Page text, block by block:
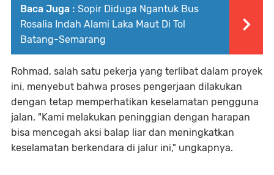
Baca Juga : Sopir Diduga Ngantuk Bus
Rosalia Indah Alami Laka Maut Di Tol
Batang-Semarang
Rohmad, salah satu pekerja yang terlibat dalam proyek
ini, menyebut bahwa proses pengerjaan dilakukan
dengan tetap memperhatikan keselamatan pengguna
jalan. "Kami melakukan peninggian dengan harapan
bisa mencegah aksi balap liar dan meningkatkan
keselamatan berkendara di jalur ini," ungkapnya.